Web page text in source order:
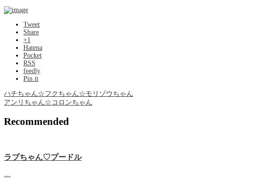
Tweet
Share
+1
Hatena
Pocket
RSS
feedly
Pin it
ハチちゃん☆フクちゃん☆モリゾウちゃん
アンリちゃん☆コロンちゃん
Recommended
ラブちゃん♡プードル